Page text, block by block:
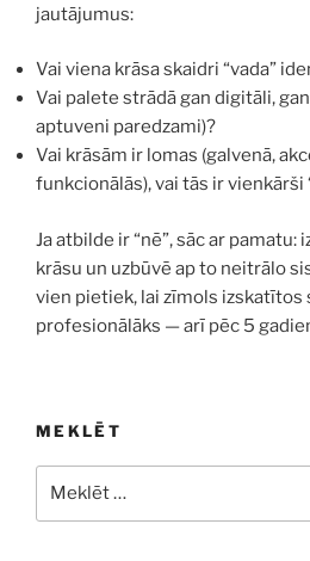
jautājumus:
Vai viena krāsa skaidri “vada”
Vai palete strādā gan digitāli,
aptuveni paredzami)?
Vai krāsām ir lomas (galvenā,
funkcionālās), vai tās ir vienkārši
Ja atbilde ir “nē”, sāc ar
krāsu un uzbūvē ap to neitrālo
vien pietiek, lai zīmols izskatītos
profesionālāks — arī pēc 5
MEKLĒT